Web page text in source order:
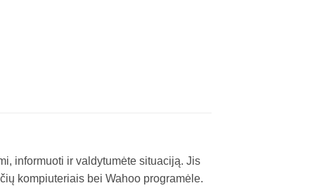
informuoti ir valdytumėte situaciją. Jis
kompiuteriais bei Wahoo programėle.